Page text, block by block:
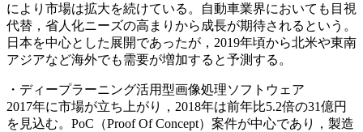
により市場は拡大を続けている。自動車業界においても目視
代替，省人化ニーズの高まりから成長が期待されるという。
日本を中心とした展開であったが，2019年頃から北米や東南
アジアなど海外でも需要が増加すると予測する。
・ディープラーニング活用型画像処理ソフトウェア
2017年に市場が立ち上がり，2018年は前年比5.2倍の31億円
を見込む。PoC（Proof Of Concept）案件が中心であり，製造